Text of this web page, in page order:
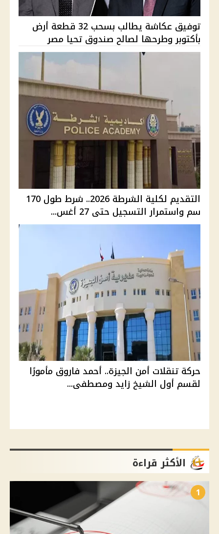
توفيق عكاشة يطالب بسحب 32 قطعة أرض
بأكتوبر وطرحها لصالح صندوق تحيا مصر
التقديم لكلية الشرطة 2026.. شرط طول 170
سم واستمرار التسجيل حتى 27 أغس...
حركة تنقلات أمن الجيزة.. أحمد فاروق مأمورًا
لقسم أول الشيخ زايد ومصطفى...
الأكثر قراءة
1